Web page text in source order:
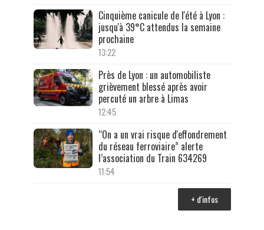
Cinquième canicule de l'été à Lyon :
jusqu'à 39°C attendus la semaine
prochaine
13:22
Près de Lyon : un automobiliste
grièvement blessé après avoir
percuté un arbre à Limas
12:45
“On a un vrai risque d'effondrement
du réseau ferroviaire” alerte
l’association du Train 634269
11:54
+ d'infos